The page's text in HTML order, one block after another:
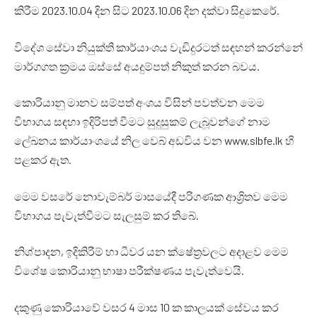
කිරීම 2023.10.04 දින සිට 2023.10.06 දින දක්වා සිදුකෙරේ.
විදේශ සේවා නියුක්ති කාර්යාංශය වැඩිදුරටත් සඳහන් කරන්නේ
මාර්ගගත ක්‍රමය ඔස්සේ අයදුම්පත් නිකුත් කරන බවය.
කොරියානු මානව සම්පත් අංශය විසින් පවත්වන මෙම
විභාගය සඳහා ඉදිරිපත් වීමට සුදුසුකම් ලැබූවන්ගේ නාම
ලේඛනය කාර්යාංශයේ නිල වෙබ් අඩවිය වන www.slbfe.lk හි
පළකර ඇත.
මෙම වසරේ නොවැම්බර් මාසයේදී පරිගණක ආශ්‍රිතව මෙම
විභාගය පැවැත්වීමට සැලසුම් කර තිබේ.
නිශ්පාදන, ඉදිකිරීම් හා ධීවර යන ක්ෂේත්‍රවලට අදාළව මෙම
විශේෂ කොරියානු භාෂා පරීක්ෂණය පැවැත්වෙයි.
දකුණු කොරියාවේ වසර 4 මාස 10 ක කාලයක් සේවය කර